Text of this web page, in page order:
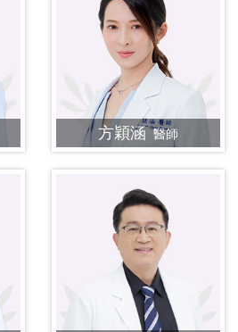
方穎涵 醫師